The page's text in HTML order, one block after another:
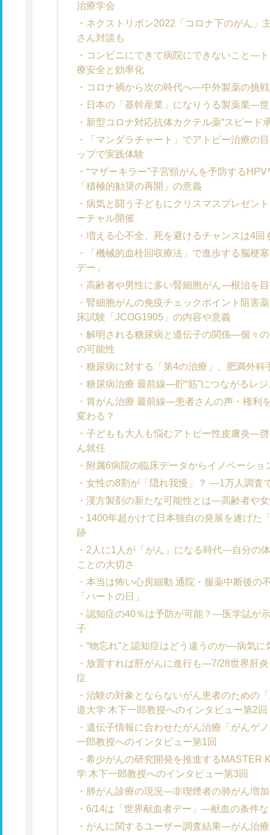
治療学会
ネクストリボン2022「コロナ下のがん」
さん対談も
コンビニにできて病院にできないこと―
療安全と効率化
コロナ禍から次の時代へ―中外製薬の挑戦
日本の「基幹産業」になりうる製薬業―
新型コロナ対応抗体カクテル薬“スピード
「マンダラチャート」でアトピー治療の
ップで実践体験
“マザーキラー”子宮頸がんを予防する
「積極的勧奨の再開」の意義
病気と闘う子どもにクリスマスプレゼン
ーチャル開催
増える心不全、死を避けるチャンスは4
「機械的血栓回収療法」で進歩する脳梗
デー」
高齢者や男性に多い腎細胞がん―根治を
腎細胞がんの免疫チェックポイント阻害
床試験「JCOG1905」の内容や意義
解明される糖尿病と遺伝子の関係―個々
の可能性
糖尿病に対する「第4の治療」、肥満外科
糖尿病治療 最前線―貯“筋”につながるレ
胃がん治療 最前線―患者さんの声・権利
変わる？
子どもも大人も悩むアトピー性皮膚炎―
ん就任
附属6病院の臨床データからイノベーシ
女性の8割が「隠れ我慢」？ ―1万人調査
漢方製剤の新たな可能性とは―高齢者や
1400年超かけて日本独自の発展を遂げた
跡
2人に1人が「がん」になる時代―自分の
ことの大切さ
本当は怖い心房細動 通院・服薬中断後の
「ハートの日」
認知症の40％は予防が可能？―医学誌が
子
“物忘れ”と認知症はどう違うのか―病気に
放置すれば肝がんに進行も―7/28世界肝炎
症
治験の対象とならないがん患者のための
道大学 木下一郎教授へのインタビュー第2回
遺伝子情報に合わせたがん治療「がんゲ
一郎教授へのインタビュー第1回
希少がんの研究開発を推進するMASTER
学 木下一郎教授へのインタビュー第3回
肺がん診療の現況―非喫煙者の肺がん増
6/14は「世界献血者デー」―献血の条件
がんに関するユーザー調査結果―がん治